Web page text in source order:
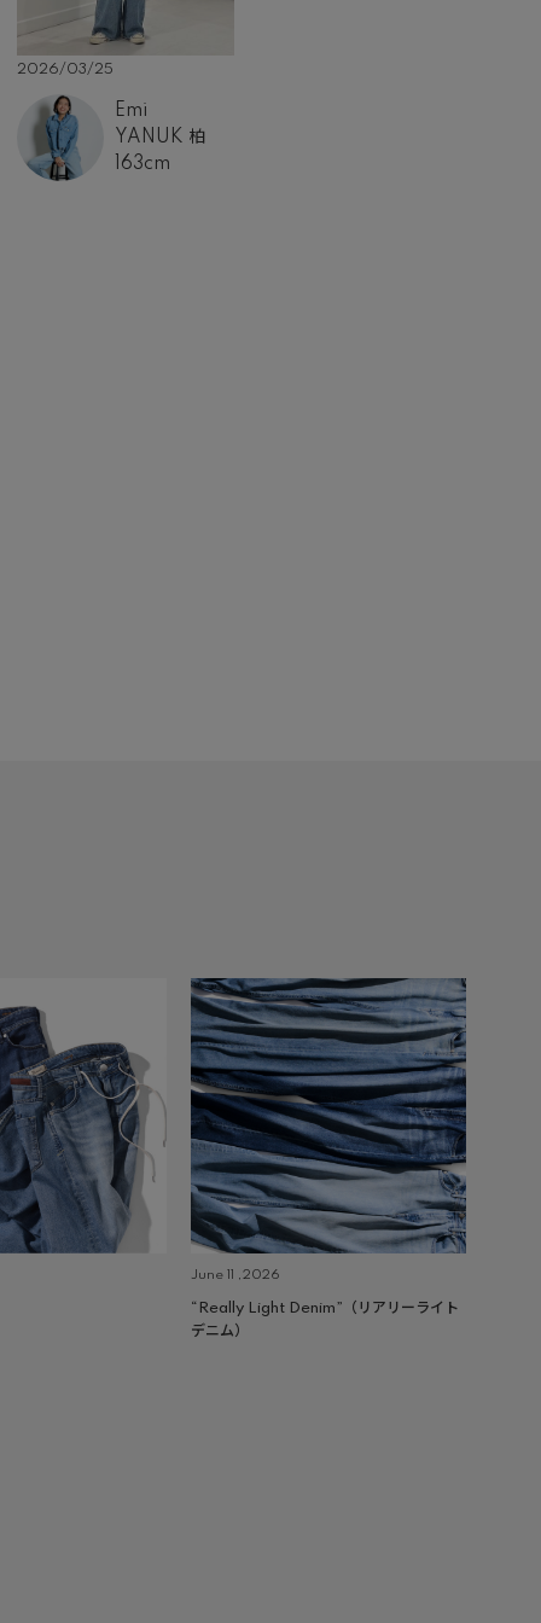
2026/03/25
Emi
YANUK 柏
163cm
June 11 ,2026
“Really Light Denim”（リアリーライト
デニム）